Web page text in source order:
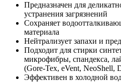
Предназначен для
устранения загрязнений
Сохраняет
материала
Нейтрализует запахи и
Подходит для стирки
микрофибры, спандекса,
(Gore-Tex, eVent, NeoShell,
Эффективен в холодной